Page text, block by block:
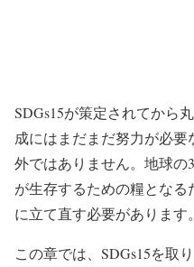
SDGs15が策定されてから
成にはまだまだ努力が必
外ではありません。地球の
が生存するための糧とな
に立て直す必要があります。
この章では、SDGs15を取